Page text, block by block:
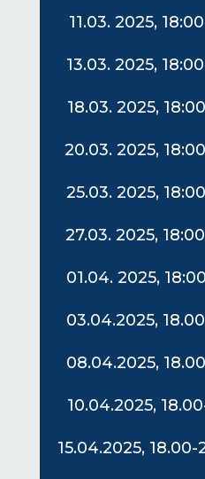
11.03. 2025,
13.03. 2025,
18.03. 2025,
20.03. 2025,
25.03. 2025,
27.03. 2025,
01.04. 2025,
03.04.2025,
08.04.2025,
10.04.2025,
15.04.2025,